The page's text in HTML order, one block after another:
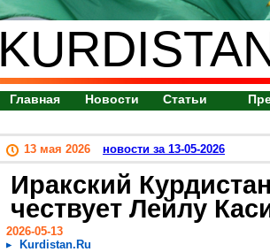
Главная Новости Статьи
13 мая 2026 новости за 13-05-2026
Иракский Курдистан
чествует Лейлу
2026-05-13
Kurdistan.Ru